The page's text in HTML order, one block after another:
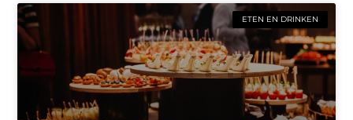
ETEN EN DRINKEN